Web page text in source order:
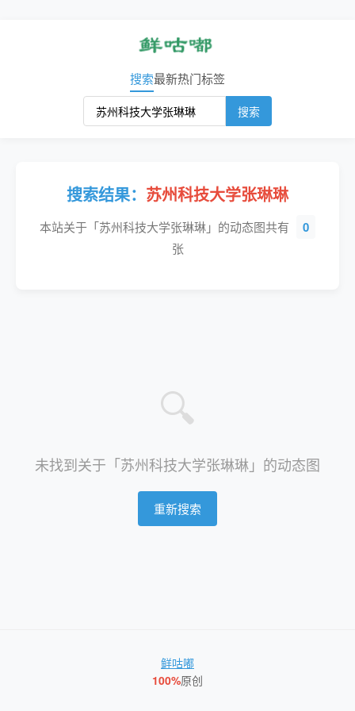
搜索最新热门标签
搜索
搜索结果： 苏州科技大学张琳琳
本站关于「苏州科技大学张琳琳」的动态图共有 0
张
🔍
未找到关于「苏州科技大学张琳琳」的动态图
重新搜索
鲜咕嘟
100%原创